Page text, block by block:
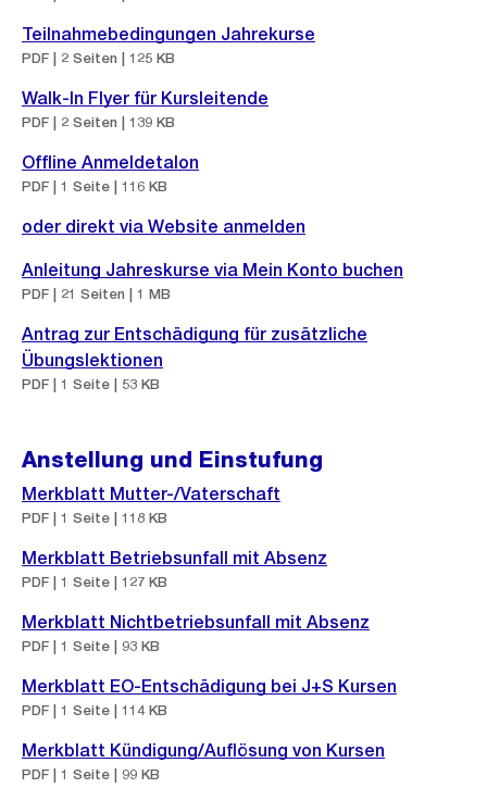
Teilnahmebedingungen Jahrekurse
PDF | 2 Seiten | 125 KB
Walk-In Flyer für Kursleitende
PDF | 2 Seiten | 139 KB
Offline Anmeldetalon
PDF | 1 Seite | 116 KB
oder direkt via Website anmelden
Anleitung Jahreskurse via Mein Konto buchen
PDF | 21 Seiten | 1 MB
Antrag zur Entschädigung für zusätzliche
Übungslektionen
PDF | 1 Seite | 53 KB
Anstellung und Einstufung
Merkblatt Mutter-/Vaterschaft
PDF | 1 Seite | 118 KB
Merkblatt Betriebsunfall mit Absenz
PDF | 1 Seite | 127 KB
Merkblatt Nichtbetriebsunfall mit Absenz
PDF | 1 Seite | 93 KB
Merkblatt EO-Entschädigung bei J+S Kursen
PDF | 1 Seite | 114 KB
Merkblatt Kündigung/Auflösung von Kursen
PDF | 1 Seite | 99 KB